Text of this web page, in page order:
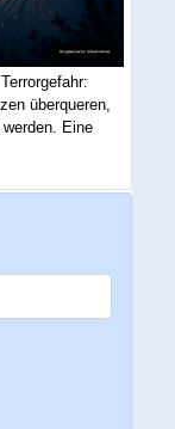
überqueren,
Eine